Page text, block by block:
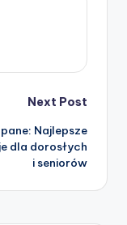
Next Post
Najlepsze
dla dorosłych
i seniorów